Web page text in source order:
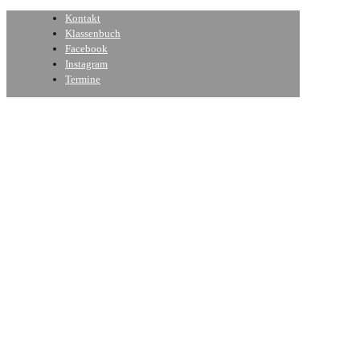
Kontakt
Klassenbuch
Facebook
Instagram
Termine